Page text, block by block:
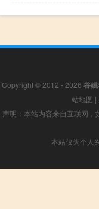
Copyright © 2012 - 2026 谷
站地图 |
声明：本站内容来自互联网
本站仅为个人